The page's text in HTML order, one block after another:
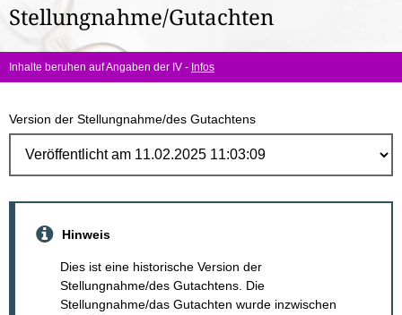
hier:
Stellungnahme/Gutachten
Inhalte beruhen auf Angaben der IV - Infos
Version der Stellungnahme/des Gutachtens
Hinweis
Dies ist eine historische Version der
Stellungnahme/des Gutachtens. Die
Stellungnahme/das Gutachten wurde inzwischen